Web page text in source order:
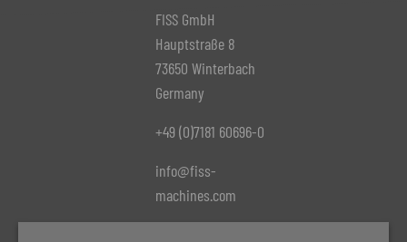
FISS GmbH
Hauptstraße 8
73650 Winterbach
Germany
+49 (0)7181 60696-0
info@fiss-
machines.com